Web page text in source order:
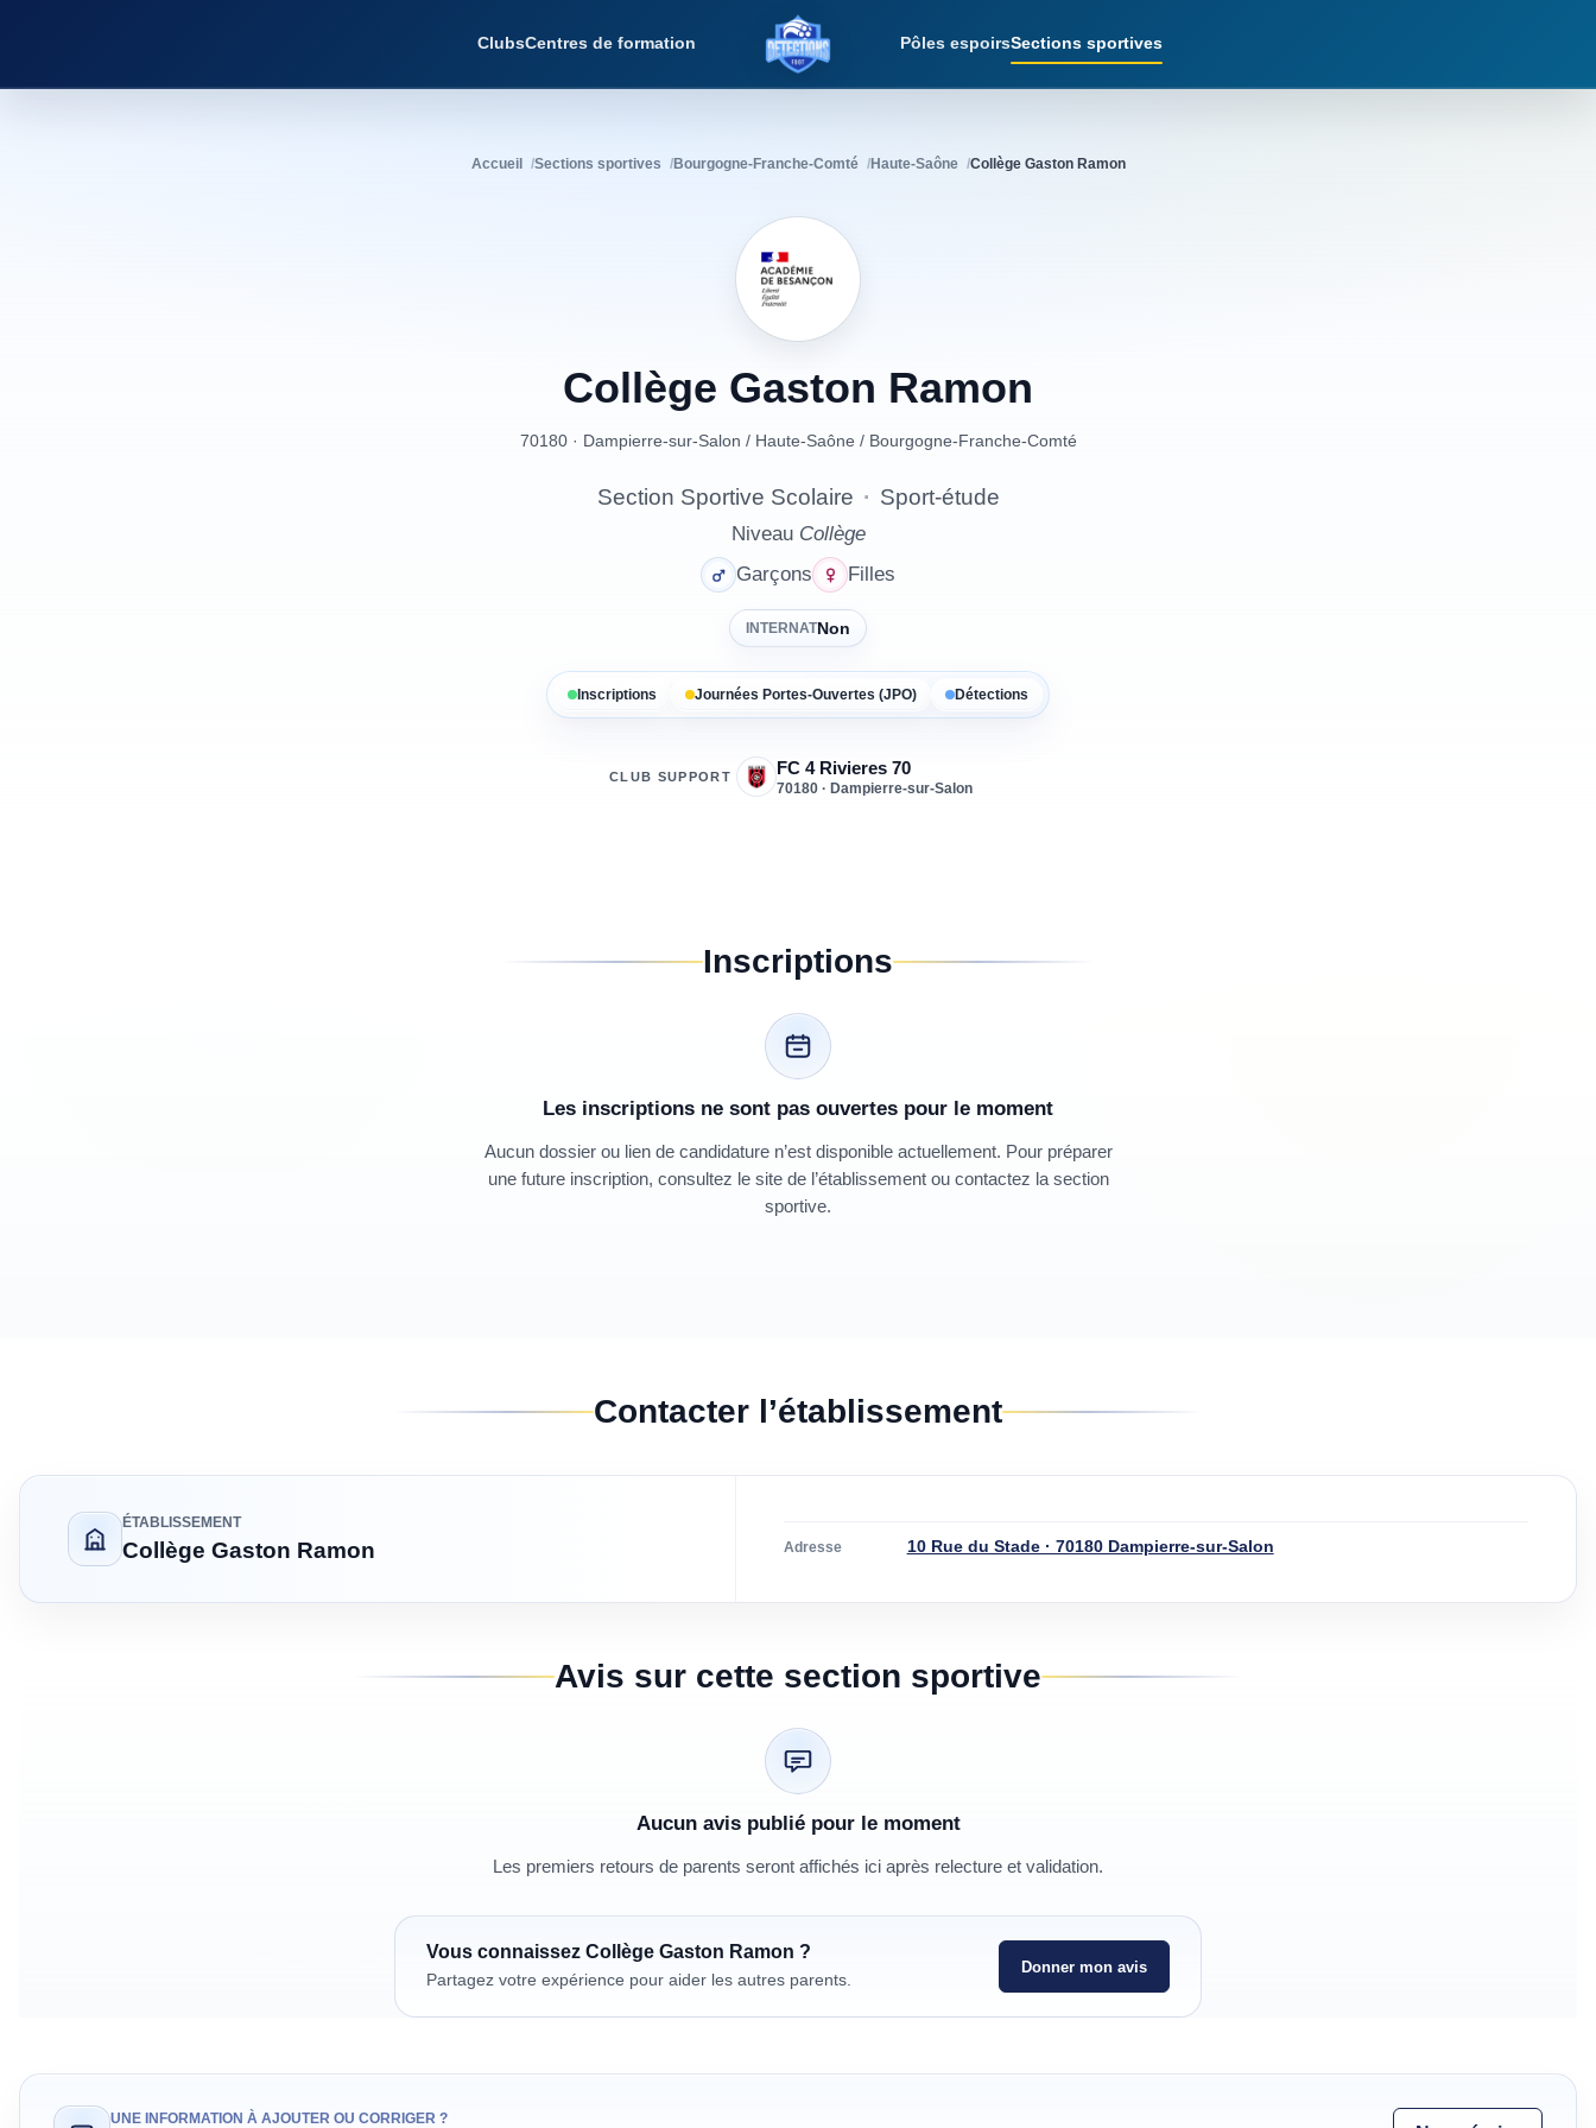
ClubsCentres de formation
Détections Foot
Pôles espoirsSections sportives
Accueil Sections sportives Bourgogne-Franche-Comté Haute-Saône Collège Gaston Ramon
Collège Gaston Ramon
70180 · Dampierre-sur-Salon / Haute-Saône / Bourgogne-Franche-Comté
Section Sportive Scolaire · Sport-étude
Niveau Collège
Garçons
Filles
INTERNATNon
Inscriptions Journées Portes-Ouvertes (JPO) Détections
CLUB SUPPORT FC 4 Rivieres 70
70180 · Dampierre-sur-Salon
Inscriptions
Les inscriptions ne sont pas ouvertes pour le moment
Aucun dossier ou lien de candidature n’est disponible actuellement. Pour préparer
une future inscription, consultez le site de l’établissement ou contactez la section
sportive.
Contacter l’établissement
ÉTABLISSEMENT
Collège Gaston Ramon Adresse 10 Rue du Stade · 70180 Dampierre-sur-Salon
Avis sur cette section sportive
Aucun avis publié pour le moment
Les premiers retours de parents seront affichés ici après relecture et validation.
Vous connaissez Collège Gaston Ramon ?
Partagez votre expérience pour aider les autres parents.
Donner mon avis
UNE INFORMATION À AJOUTER OU CORRIGER ?